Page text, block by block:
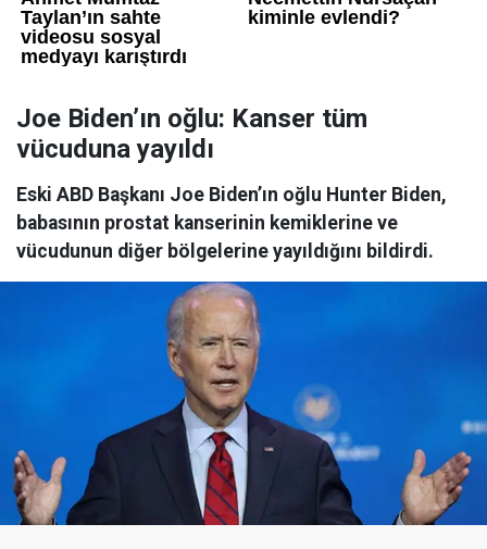
Joe Biden’ın oğlu: Kanser tüm
vücuduna yayıldı
Eski ABD Başkanı Joe Biden’ın oğlu Hunter Biden,
babasının prostat kanserinin kemiklerine ve
vücudunun diğer bölgelerine yayıldığını bildirdi.